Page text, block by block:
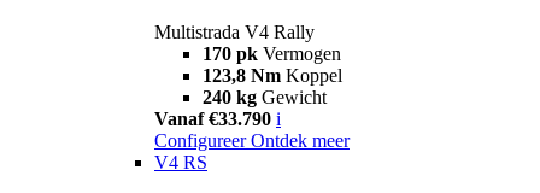
Multistrada V4 Rally
170 pk Vermogen
123,8 Nm Koppel
240 kg Gewicht
Vanaf €33.790 i
Configureer Ontdek meer
V4 RS